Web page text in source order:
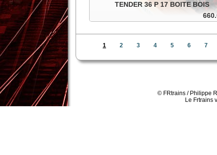
TENDER 36 P 17 BOITE BOIS
continu, dans une boite en bois.
In den Warenkorb
Details
1 2 3 4 5 6 7
© FRtrains / Philippe
Le Frtrains